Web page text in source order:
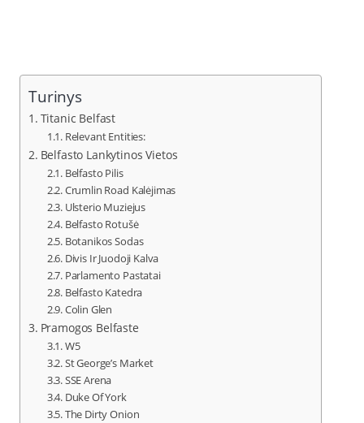
Turinys
Titanic Belfast
Relevant Entities:
Belfasto Lankytinos Vietos
Belfasto Pilis
Crumlin Road Kalėjimas
Ulsterio Muziejus
Belfasto Rotušė
Botanikos Sodas
Divis Ir Juodoji Kalva
Parlamento Pastatai
Belfasto Katedra
Colin Glen
Pramogos Belfaste
W5
St George’s Market
SSE Arena
Duke Of York
The Dirty Onion